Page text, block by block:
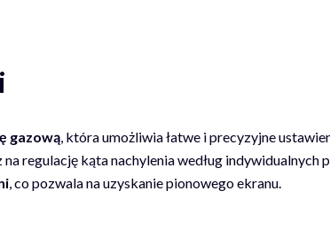
gazową, która umożliwia łatwe i precyzyjne
na regulację kąta nachylenia według
, co pozwala na uzyskanie pionowego ekranu.